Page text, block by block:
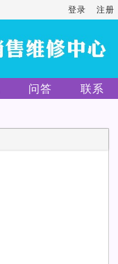
登录 注册
问答 联系